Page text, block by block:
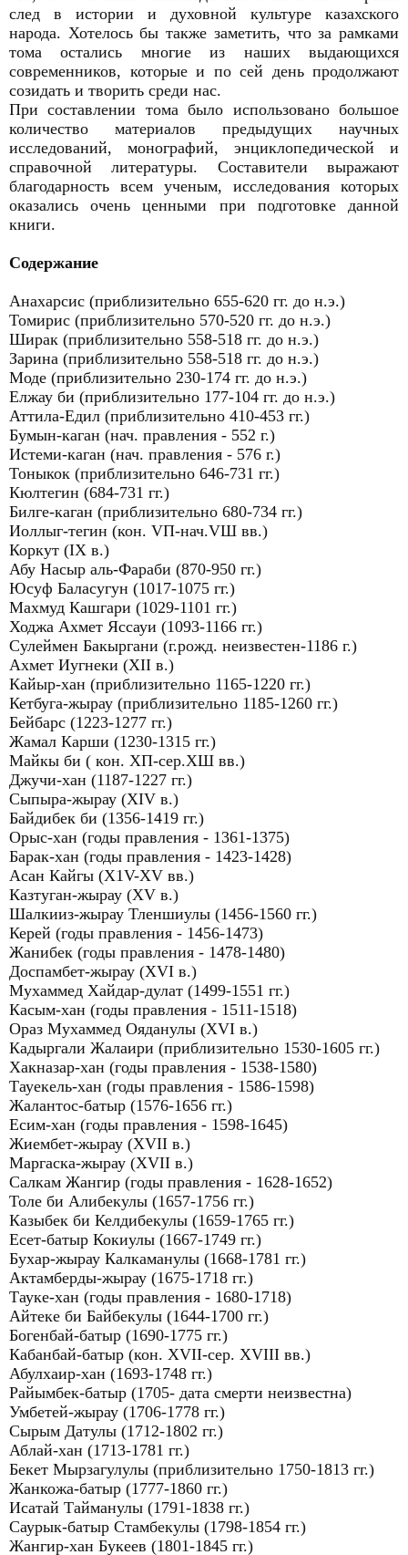
след в истории и духовной культуре казахского
народа. Хотелось бы также заметить, что за рамками
тома остались многие из наших выдающихся
современников, которые и по сей день продолжают
созидать и творить среди нас.
При составлении тома было использовано большое
количество материалов предыдущих научных
исследований, монографий, энциклопедической и
справочной литературы. Составители выражают
благодарность всем ученым, исследования которых
оказались очень ценными при подготовке данной
книги.
Содержание
Анахарсис (приблизительно 655-620 гг. до н.э.)
Томирис (приблизительно 570-520 гг. до н.э.)
Ширак (приблизительно 558-518 гг. до н.э.)
Зарина (приблизительно 558-518 гг. до н.э.)
Моде (приблизительно 230-174 гг. до н.э.)
Елжау би (приблизительно 177-104 гг. до н.э.)
Аттила-Едил (приблизительно 410-453 гг.)
Бумын-каган (нач. правления - 552 г.)
Истеми-каган (нач. правления - 576 г.)
Тоныкок (приблизительно 646-731 гг.)
Кюлтегин (684-731 гг.)
Билге-каган (приблизительно 680-734 гг.)
Иоллыг-тегин (кон. VП-нач.VШ вв.)
Коркут (IX в.)
Абу Насыр аль-Фараби (870-950 гг.)
Юсуф Баласугун (1017-1075 гг.)
Махмуд Кашгари (1029-1101 гг.)
Ходжа Ахмет Яссауи (1093-1166 гг.)
Сулеймен Бакыргани (г.рожд. неизвестен-1186 г.)
Ахмет Иугнеки (XII в.)
Кайыр-хан (приблизительно 1165-1220 гг.)
Кетбуга-жырау (приблизительно 1185-1260 гг.)
Бейбарс (1223-1277 гг.)
Жамал Карши (1230-1315 гг.)
Майкы би ( кон. ХП-сер.ХШ вв.)
Джучи-хан (1187-1227 гг.)
Сыпыра-жырау (XIV в.)
Байдибек би (1356-1419 гг.)
Орыс-хан (годы правления - 1361-1375)
Барак-хан (годы правления - 1423-1428)
Асан Кайгы (Х1V-ХV вв.)
Казтуган-жырау (XV в.)
Шалкииз-жырау Тленшиулы (1456-1560 гг.)
Керей (годы правления - 1456-1473)
Жанибек (годы правления - 1478-1480)
Доспамбет-жырау (XVI в.)
Мухаммед Хайдар-дулат (1499-1551 гг.)
Касым-хан (годы правления - 1511-1518)
Ораз Мухаммед Ояданулы (XVI в.)
Кадыргали Жалаири (приблизительно 1530-1605 гг.)
Хакназар-хан (годы правления - 1538-1580)
Тауекель-хан (годы правления - 1586-1598)
Жалантос-батыр (1576-1656 гг.)
Есим-хан (годы правления - 1598-1645)
Жиембет-жырау (XVII в.)
Маргаска-жырау (XVII в.)
Салкам Жангир (годы правления - 1628-1652)
Толе би Алибекулы (1657-1756 гг.)
Казыбек би Келдибекулы (1659-1765 гг.)
Есет-батыр Кокиулы (1667-1749 гг.)
Бухар-жырау Калкаманулы (1668-1781 гг.)
Актамберды-жырау (1675-1718 гг.)
Тауке-хан (годы правления - 1680-1718)
Айтеке би Байбекулы (1644-1700 гг.)
Богенбай-батыр (1690-1775 гг.)
Кабанбай-батыр (кон. ХVII-сер. XVIII вв.)
Абулхаир-хан (1693-1748 гг.)
Райымбек-батыр (1705- дата смерти неизвестна)
Умбетей-жырау (1706-1778 гг.)
Сырым Датулы (1712-1802 гг.)
Аблай-хан (1713-1781 гг.)
Бекет Мырзагулулы (приблизительно 1750-1813 гг.)
Жанкожа-батыр (1777-1860 гг.)
Исатай Тайманулы (1791-1838 гг.)
Саурык-батыр Стамбекулы (1798-1854 гг.)
Жангир-хан Букеев (1801-1845 гг.)